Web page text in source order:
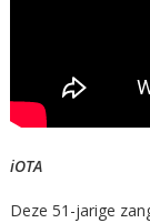
iOTA
Deze 51-jarige